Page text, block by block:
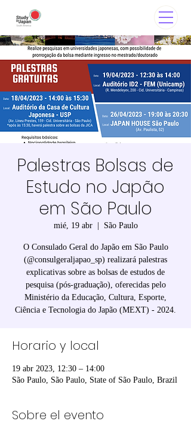
Palestras Bolsas de
Estudo no Japão
em São Paulo
mié, 19 abr
  |
São Paulo
O Consulado Geral do Japão em São Paulo
(@consulgeraljapao_sp) realizará palestras
explicativas sobre as bolsas de estudos de
pesquisa (pós-graduação), oferecidas pelo
Ministério da Educação, Cultura, Esporte,
Ciência e Tecnologia do Japão (MEXT) - 2024.
Horario y local
19 abr 2023, 12:30 – 14:00
São Paulo, São Paulo, State of São Paulo, Brazil
Sobre el evento